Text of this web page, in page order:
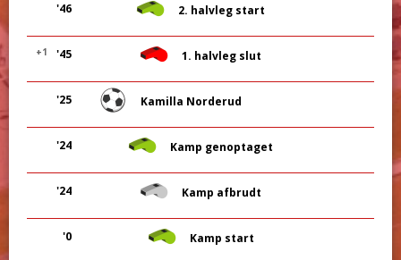
'46 2. halvleg start
'45
+1 1. halvleg slut
'25 Kamilla Norderud
'24 Kamp genoptaget
'24 Kamp afbrudt
'0 Kamp start